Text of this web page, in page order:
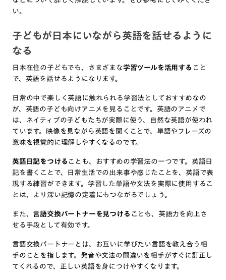
い。
子どもが日本にいながら英語を話せるように
なる
日本在住の子どもでも、さまざまな学習ツールを活用する こと
で、英語を話せるようになります。
日常の中で楽しく英語に触れられる学習法としておすすめなの
が、英語の子ども向けアニメを見ることです。英語のアニメで
は、ネイティブの子どもたちが実際に使う、自然な英語が使われ
ています。映像を見ながら英語を聞くことで、単語やフレーズの
意味を視覚的に理解しやすくなるのです。
英語日記をつける ことも、おすすめの学習法の一つです。英語日
記を書くことで、日常生活での出来事や感じたことを、英語で表
現する練習ができます。学習した単語や文法を実際に使用するこ
とは、より深い記憶の定着にもつながるでしょう。
また、 言語交換パートナーを見つける ことも、英語力を向上さ
せる手段として有効です。
言語交換パートナーとは、お互いに学びたい言語を教え合う相
手のことを指します。発音や文法の間違いを相手がすぐに訂正し
てくれるので、正しい英語を身につけやすくなります。